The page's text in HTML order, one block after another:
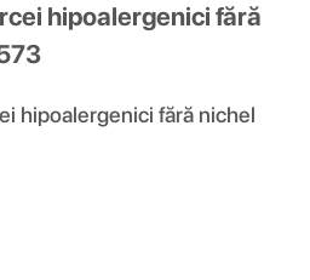
hipoalergenici fără